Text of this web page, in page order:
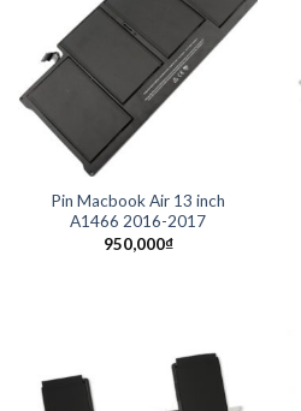
Pin Macbook Air 13 inch
A1466 2016-2017
950,000₫